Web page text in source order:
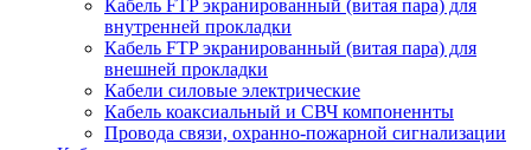
Кабель FTP экранированный (витая пара) для
внутренней прокладки
Кабель FTP экранированный (витая пара) для
внешней прокладки
Кабели силовые электрические
Кабель коаксиальный и СВЧ компоненнты
Провода связи, охранно-пожарной сигнализации